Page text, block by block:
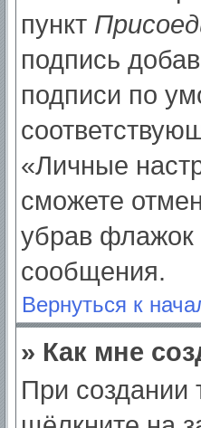
пункт
подпись
подписи по
«Личные
сможете
убрав флажок
сообщения.
Вернуться к
» Как мне
При создании